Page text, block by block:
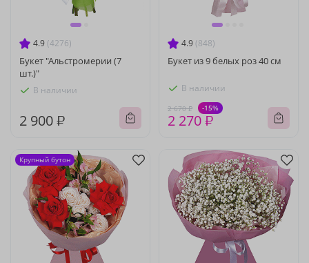
4.9 (4276)
Букет "Альстромерии (7
шт.)"
В наличии
2 900 ₽
4.9 (848)
Букет из 9 белых роз 40 см
В наличии
2 670 ₽ -15%
2 270 ₽
Крупный бутон